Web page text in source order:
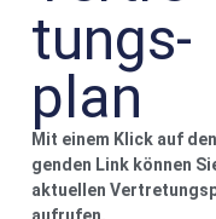
tungs­
plan
Mit einem Klick auf
gen­den Link kön­nen
aktu­el­len
auf­ru­fen.